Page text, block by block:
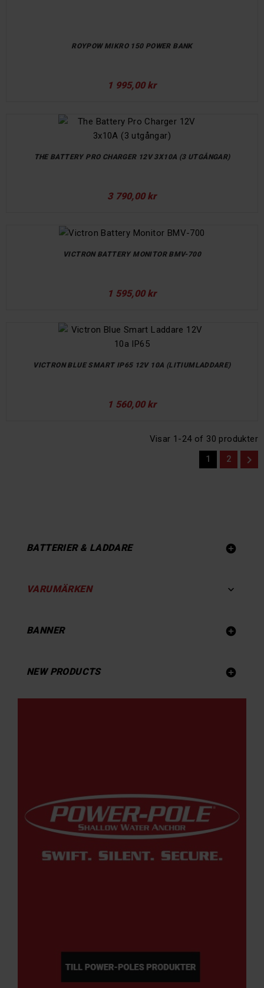
ROYPOW MIKRO 150 POWER BANK
1 995,00 kr
THE BATTERY PRO CHARGER 12V 3X10A (3 UTGÅNGAR)
3 790,00 kr
VICTRON BATTERY MONITOR BMV-700
1 595,00 kr
VICTRON BLUE SMART IP65 12V 10A (LITIUMLADDARE)
1 560,00 kr
Visar 1-24 of 30 produkter
1
2 
BATTERIER & LADDARE 
VARUMÄRKEN 
BANNER 
NEW PRODUCTS 